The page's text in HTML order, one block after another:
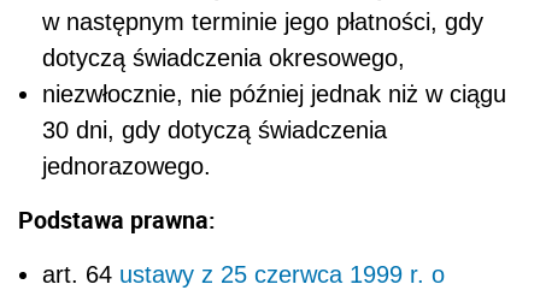
w następnym terminie jego płatności, gdy
dotyczą świadczenia okresowego,
niezwłocznie, nie później jednak niż w ciągu
30 dni, gdy dotyczą świadczenia
jednorazowego.
Podstawa prawna:
art. 64 ustawy z 25 czerwca 1999 r. o